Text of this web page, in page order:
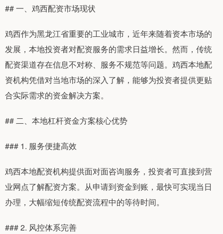
## 一、鸡西配资市场现状
鸡西作为黑龙江省重要的工业城市，近年来随着资本市场的
发展，本地投资者对配资服务的需求日益增长。然而，传统
配资渠道存在信息不对称、服务不规范等问题。鸡西本地配
资机构凭借对当地市场的深入了解，能够为投资者提供更贴
合实际需求的资金解决方案。
## 二、本地杠杆资金方案核心优势
### 1. 服务便捷高效
鸡西本地配资机构提供面对面咨询服务，投资者可直接到营
业网点了解配资方案。从申请到资金到账，最快可实现当日
办理，大幅缩短传统配资流程中的等待时间。
### 2. 风控体系完善